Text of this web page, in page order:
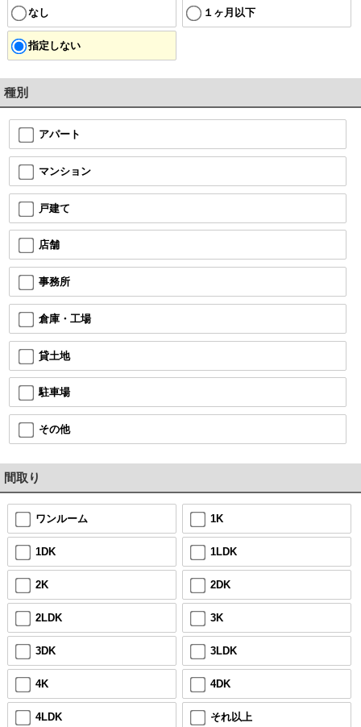
なし １ヶ月以下
指定しない
種別
アパート
マンション
戸建て
店舗
事務所
倉庫・工場
貸土地
駐車場
その他
間取り
ワンルーム 1K
1DK 1LDK
2K 2DK
2LDK 3K
3DK 3LDK
4K 4DK
4LDK それ以上